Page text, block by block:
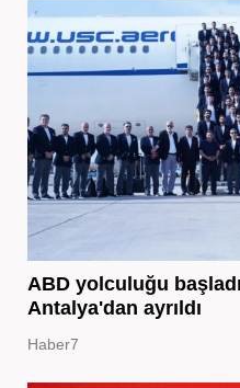
ABD yolculuğu
Antalya'dan ayrıldı
Haber7